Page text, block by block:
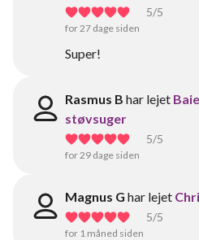
5/5
for 27 dage siden
Super!
Rasmus B har lejet
støvsuger
5/5
for 29 dage siden
Magnus G har lejet
5/5
for 1 måned siden